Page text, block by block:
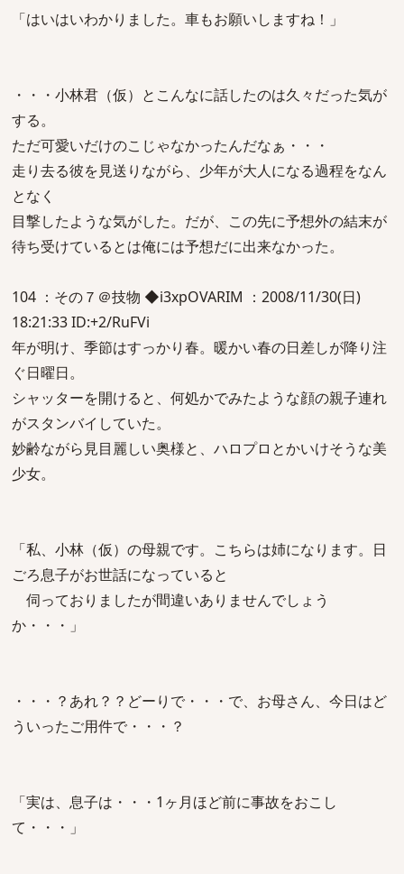
「はいはいわかりました。車もお願いしますね！」
・・・小林君（仮）とこんなに話したのは久々だった気が
する。
ただ可愛いだけのこじゃなかったんだなぁ・・・
走り去る彼を見送りながら、少年が大人になる過程をなん
となく
目撃したような気がした。だが、この先に予想外の結末が
待ち受けているとは俺には予想だに出来なかった。
104 ：その７＠技物 ◆i3xpOVARIM ：2008/11/30(日)
18:21:33 ID:+2/RuFVi
年が明け、季節はすっかり春。暖かい春の日差しが降り注
ぐ日曜日。
シャッターを開けると、何処かでみたような顔の親子連れ
がスタンバイしていた。
妙齢ながら見目麗しい奥様と、ハロプロとかいけそうな美
少女。
「私、小林（仮）の母親です。こちらは姉になります。日
ごろ息子がお世話になっていると
伺っておりましたが間違いありませんでしょう
か・・・」
・・・？あれ？？どーりで・・・で、お母さん、今日はど
ういったご用件で・・・？
「実は、息子は・・・1ヶ月ほど前に事故をおこし
て・・・」